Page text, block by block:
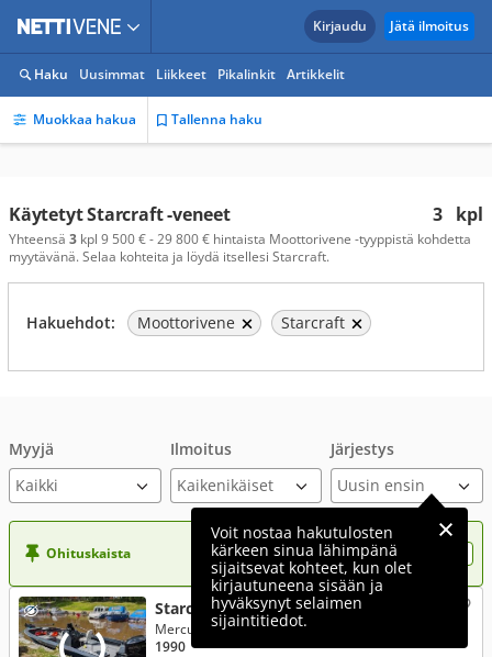
Kirjaudu Jätä ilmoitus
Haku Uusimmat Liikkeet Pikalinkit Artikkelit
Muokkaa hakua Tallenna haku
3 kpl
Käytetyt Starcraft -veneet
Yhteensä 3 kpl 9 500 € - 29 800 € hintaista Moottorivene -tyyppistä kohdetta
myytävänä. Selaa kohteita ja löydä itsellesi Starcraft.
Hakuehdot: Moottorivene Starcraft
Myyjä Ilmoitus Järjestys
Voit nostaa hakutulosten
kärkeen sinua lähimpänä
sijaitsevat kohteet, kun olet
kirjautuneena sisään ja
hyväksynyt selaimen
sijaintitiedot.
Ohituskaista Nosta ilmoituksesi tähän?
Starcraft Mariner 180
Mercury 115 Hp 2004
1990